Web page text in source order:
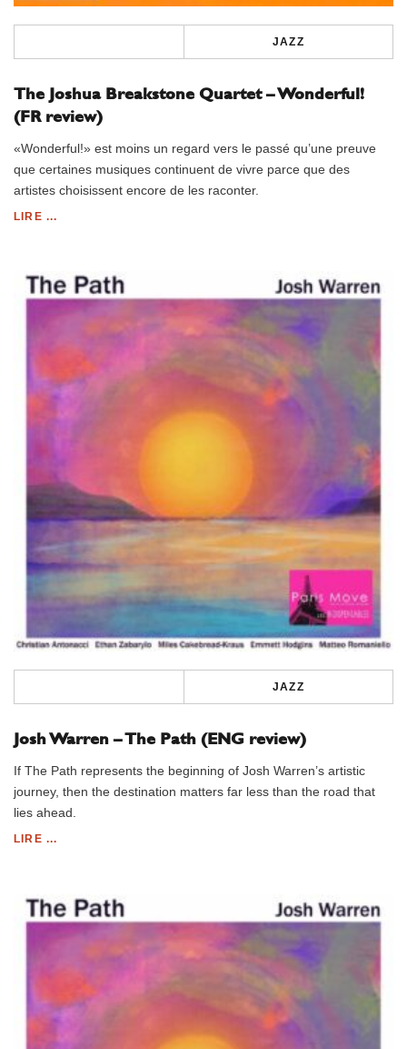
JAZZ
The Joshua Breakstone Quartet – Wonderful!
(FR review)
«Wonderful!» est moins un regard vers le passé qu’une preuve
que certaines musiques continuent de vivre parce que des
artistes choisissent encore de les raconter.
LIRE ...
JAZZ
Josh Warren – The Path (ENG review)
If The Path represents the beginning of Josh Warren’s artistic
journey, then the destination matters far less than the road that
lies ahead.
LIRE ...